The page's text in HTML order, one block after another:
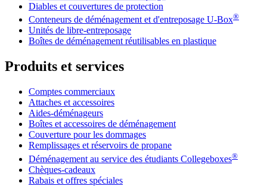
Diables et couvertures de protection
Conteneurs de déménagement et d'entreposage U-Box®
Unités de libre-entreposage
Boîtes de déménagement réutilisables en plastique
Produits et services
Comptes commerciaux
Attaches et accessoires
Aides-déménageurs
Boîtes et accessoires de déménagement
Couverture pour les dommages
Remplissages et réservoirs de propane
Déménagement au service des étudiants Collegeboxes®
Chèques-cadeaux
Rabais et offres spéciales